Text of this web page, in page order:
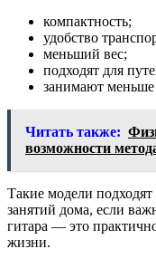
компактность;
удобство
меньший вес;
подходят для
занимают меньше
Читать также:
возможности
Такие модели подходят
занятий дома, если
гитара — это
жизни.